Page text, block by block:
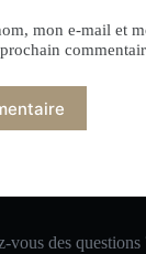
mon e-mail et
vous des questions